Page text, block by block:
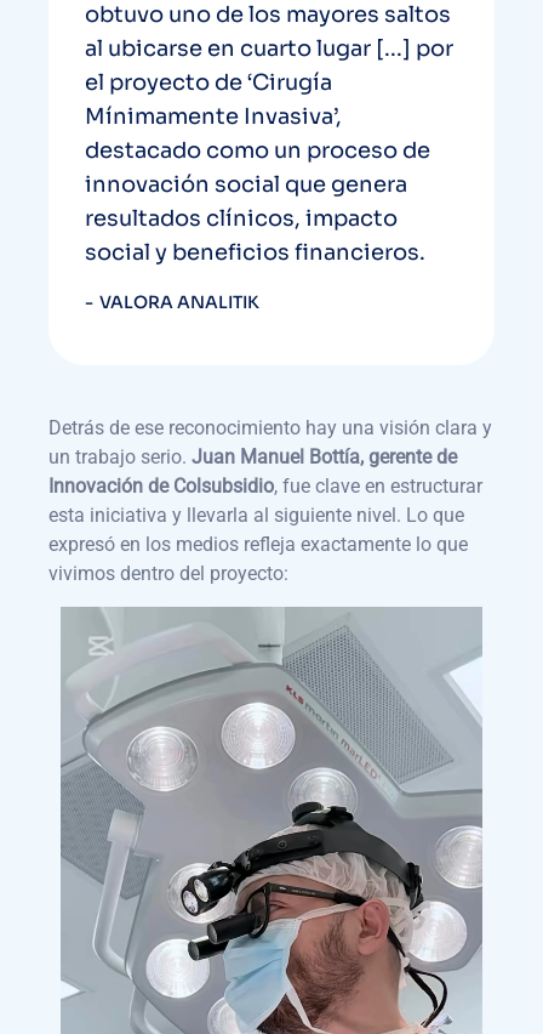
obtuvo uno de los mayores saltos
al ubicarse en cuarto lugar [...] por
el proyecto de ‘Cirugía
Mínimamente Invasiva’,
destacado como un proceso de
innovación social que genera
resultados clínicos, impacto
social y beneficios financieros.
VALORA ANALITIK
Detrás de ese reconocimiento hay una visión clara y
un trabajo serio. Juan Manuel Bottía, gerente de
Innovación de Colsubsidio, fue clave en estructurar
esta iniciativa y llevarla al siguiente nivel. Lo que
expresó en los medios refleja exactamente lo que
vivimos dentro del proyecto: